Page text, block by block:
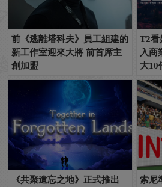
前《逃離塔科夫》員工組建的
新工作室迎來大將 前首席主
創加盟
T2看
入商
大10
《共聚遺忘之地》正式推出
索尼